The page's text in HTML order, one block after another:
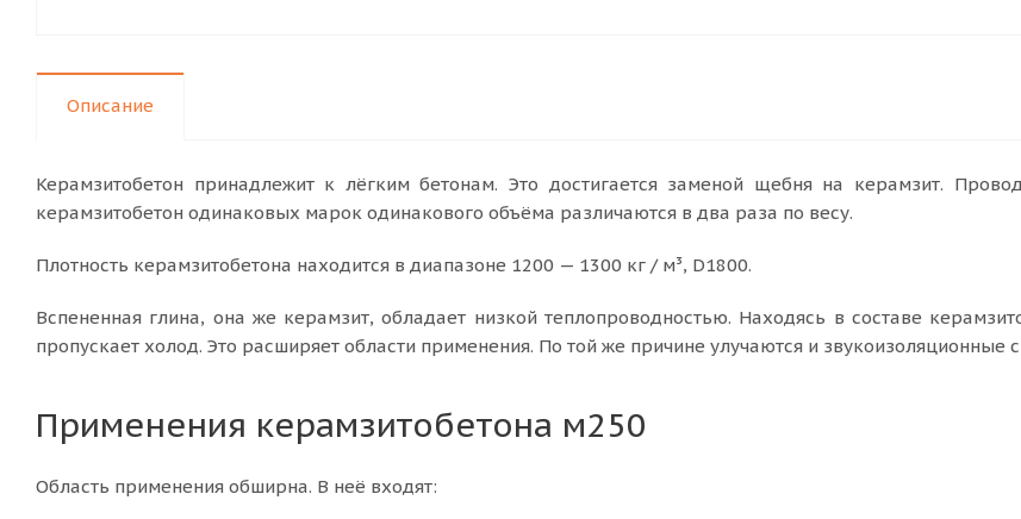
Описание
Керамзитобетон принадлежит к лёгким бетонам. Это достигается заменой щебня на керамзит.
керамзитобетон одинаковых марок одинакового объёма различаются в два раза по весу.
Плотность керамзитобетона находится в диапазоне 1200 — 1300 кг / м³, D1800.
Вспененная глина, она же керамзит, обладает низкой теплопроводностью. Находясь в составе
пропускает холод. Это расширяет области применения. По той же причине улучаются и звукоизоляционные
Применения керамзитобетона м250
Область применения обширна. В неё входят: